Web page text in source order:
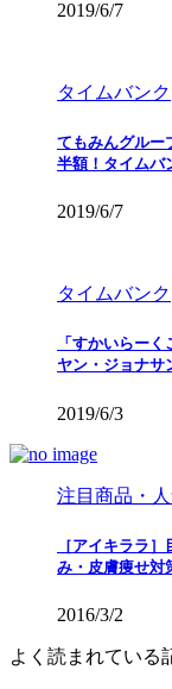
2019/6/7
タイムバンク
てもみんグルー
半額！タイムバ
2019/6/7
タイムバンク
「すかいらー
ヤン・ジョナサ
2019/6/3
注目商品・
［アイキララ
み・皮膚痩せ対
2016/3/2
よく読まれている